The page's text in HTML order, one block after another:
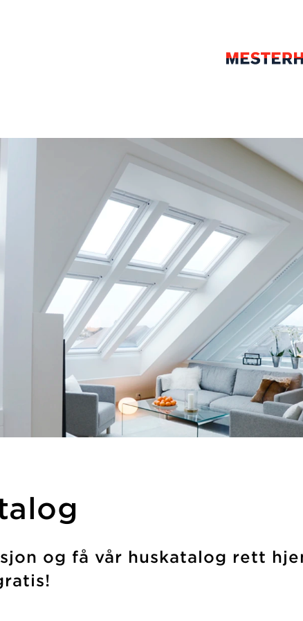
og få vår huskatalog rett